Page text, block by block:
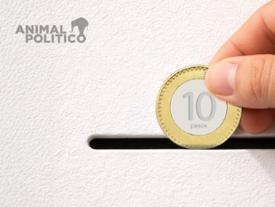
“Tras realizar un adecuado diálogo y
persuasión efectuadas durante 15
hicieron hincapié en que su exposición
protección, podría provocar la
embargo, ante su renuencia, y antes
arrojarse, los uniformados lo
impidieron un desenlace trágico. Una
situación, bajaron al paciente y lo
nuevamente en su cama”, agregó.